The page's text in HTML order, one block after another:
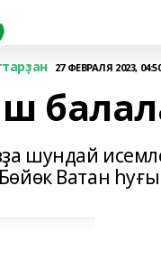
27 ФЕВРАЛЯ 2023,
шундай
Ватан